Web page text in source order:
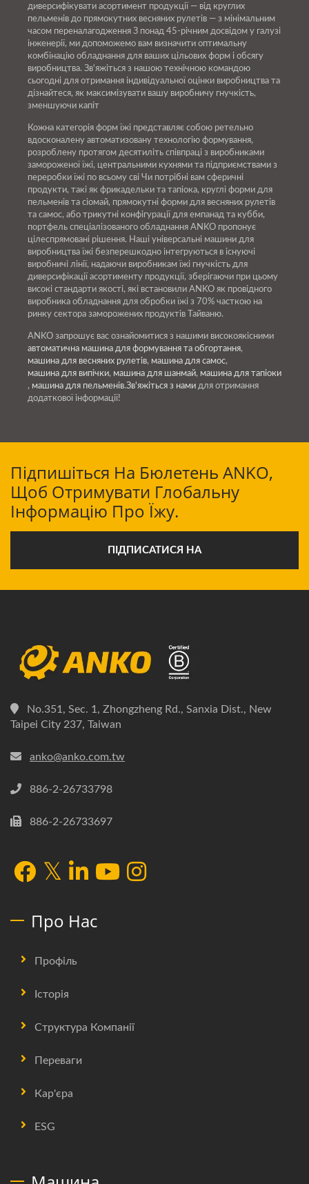
диверсифікувати асортимент продукції — від круглих
пельменів до прямокутних весняних рулетів — з мінімальним
часом переналагодження З понад 45-річним досвідом у галузі
інженерії, ми допоможемо вам визначити оптимальну
комбінацію обладнання для ваших цільових форм і обсягу
виробництва. Зв'яжіться з нашою технічною командою
сьогодні для отримання індивідуальної оцінки виробництва та
дізнайтеся, як максимізувати вашу виробничу гнучкість,
зменшуючи капіт
Кожна категорія форм їжі представляє собою ретельно
вдосконалену автоматизовану технологію формування,
розроблену протягом десятиліть співпраці з виробниками
замороженої їжі, центральними кухнями та підприємствами з
переробки їжі по всьому сві Чи потрібні вам сферичні
продукти, такі як фрикадельки та тапіока, круглі форми для
пельменів та сіомай, прямокутні форми для весняних рулетів
та самос, або трикутні конфігурації для емпанад та кубби,
портфель спеціалізованого обладнання ANKO пропонує
цілеспрямовані рішення. Наші універсальні машини для
виробництва їжі безперешкодно інтегруються в існуючі
виробничі лінії, надаючи виробникам їжі гнучкість для
диверсифікації асортименту продукції, зберігаючи при цьому
високі стандарти якості, які встановили ANKO як провідного
виробника обладнання для обробки їжі з 70% часткою на
ринку сектора заморожених продуктів Тайваню.
ANKO запрошує вас ознайомитися з нашими високоякісними
автоматична машина для формування та обгортання,
машина для весняних рулетів, машина для самос,
машина для випічки, машина для шанмай, машина для тапіоки
, машина для пельменів.Зв'яжіться з нами для отримання
додаткової інформації!
Підпишіться На Бюлетень ANKO,
Щоб Отримувати Глобальну
Інформацію Про Їжу.
ПІДПИСАТИСЯ НА
No.351, Sec. 1, Zhongzheng Rd., Sanxia Dist., New
Taipei City 237, Taiwan
anko@anko.com.tw
886-2-26733798
886-2-26733697
Про Нас
Профіль
Історія
Структура Компанії
Переваги
Кар'єра
ESG